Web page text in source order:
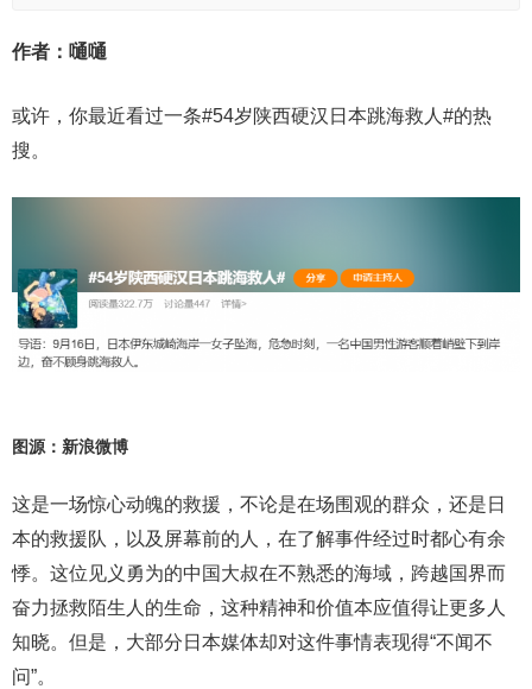
作者：嗵嗵
或许，你最近看过一条#54岁陕西硬汉日本跳海救人#的热
搜。
图源：新浪微博
这是一场惊心动魄的救援，不论是在场围观的群众，还是日
本的救援队，以及屏幕前的人，在了解事件经过时都心有余
悸。这位见义勇为的中国大叔在不熟悉的海域，跨越国界而
奋力拯救陌生人的生命，这种精神和价值本应值得让更多人
知晓。但是，大部分日本媒体却对这件事情表现得“不闻不
问”。